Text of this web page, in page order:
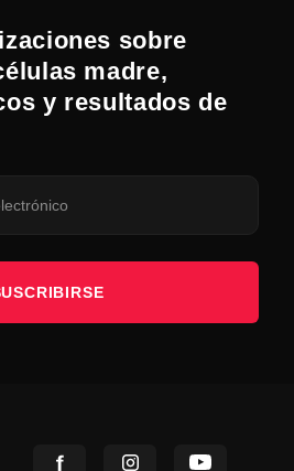
sobre
madre,
y resultados de